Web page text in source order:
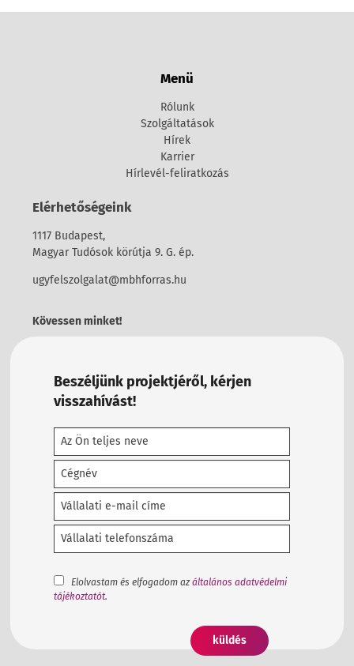
Menü
Rólunk
Szolgáltatások
Hírek
Karrier
Hírlevél-feliratkozás
Elérhetőségeink
1117 Budapest,
Magyar Tudósok körútja 9. G. ép.
ugyfelszolgalat@mbhforras.hu
Kövessen minket!
Beszéljünk projektjéről, kérjen
visszahívást!
Elolvastam és elfogadom azáltalános adatvédelmi
tájékoztatót.